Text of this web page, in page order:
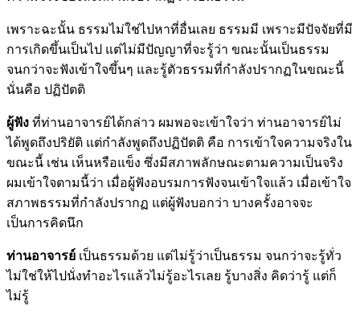
เพราะฉะนั้น ธรรมไม่ใช่ไปหาที่อื่นเลย ธรรมมี เพราะมีปัจจัยที่มี
การเกิดขึ้นเป็นไป แต่ไม่มีปัญญาที่จะรู้ว่า ขณะนั้นเป็นธรรม
จนกว่าจะฟังเข้าใจขึ้นๆ และรู้ตัวธรรมที่กำลังปรากฏในขณะนี้
นั่นคือ ปฏิปัตติ
ผู้ฟัง ที่ท่านอาจารย์ได้กล่าว ผมพอจะเข้าใจว่า ท่านอาจารย์ไม่
ได้พูดถึงปริยัติ แต่กำลังพูดถึงปฏิปัตติ คือ การเข้าใจความจริงใน
ขณะนี้ เช่น เห็นหรือแข็ง ซึ่งมีสภาพลักษณะตามความเป็นจริง
ผมเข้าใจตามนี้ว่า เมื่อผู้ฟังอบรมการฟังจนเข้าใจแล้ว เมื่อเข้าใจ
สภาพธรรมที่กำลังปรากฏ แต่ผู้ฟังบอกว่า บางครั้งอาจจะ
เป็นการคิดนึก
ท่านอาจารย์ เป็นธรรมด้วย แต่ไม่รู้ว่าเป็นธรรม จนกว่าจะรู้ทั่ว
ไม่ใช่ให้ไปนั่งทำอะไรแล้วไม่รู้อะไรเลย รู้บางสิ่ง คิดว่ารู้ แต่ก็
ไม่รู้